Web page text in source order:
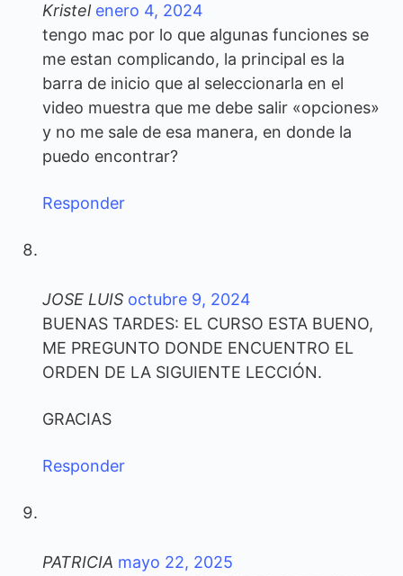
Kristel enero 4, 2024
tengo mac por lo que algunas funciones se
me estan complicando, la principal es la
barra de inicio que al seleccionarla en el
video muestra que me debe salir «opciones»
y no me sale de esa manera, en donde la
puedo encontrar?
Responder
JOSE LUIS octubre 9, 2024
BUENAS TARDES: EL CURSO ESTA BUENO,
ME PREGUNTO DONDE ENCUENTRO EL
ORDEN DE LA SIGUIENTE LECCIÓN.
GRACIAS
Responder
PATRICIA mayo 22, 2025